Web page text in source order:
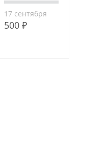
17 сентября
500 ₽